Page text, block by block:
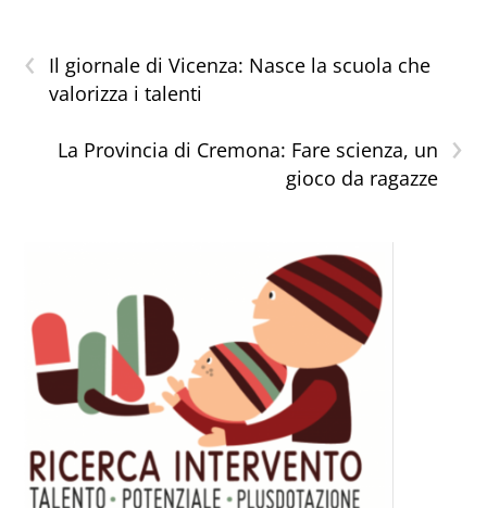
ali-12862974/ Il limbo degli
alunni geniali Gli studenti
‹
Il giornale di Vicenza: Nasce la scuola che
valorizza i talenti
›
La Provincia di Cremona: Fare scienza, un
gioco da ragazze